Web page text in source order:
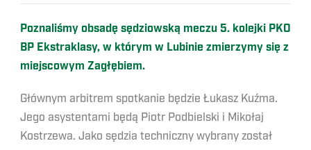
Poznaliśmy obsadę sędziowską meczu 5. kolejki PKO
BP Ekstraklasy, w którym w Lubinie zmierzymy się z
miejscowym Zagłębiem.
Głównym arbitrem spotkanie będzie Łukasz Kuźma.
Jego asystentami będą Piotr Podbielski i Mikołaj
Kostrzewa. Jako sędzia techniczny wybrany został